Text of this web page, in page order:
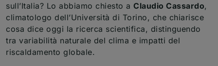
sull’Italia? Lo abbiamo chiesto a Claudio Cassardo,
climatologo dell’Università di Torino, che chiarisce
cosa dice oggi la ricerca scientifica, distinguendo
tra variabilità naturale del clima e impatti del
riscaldamento globale.